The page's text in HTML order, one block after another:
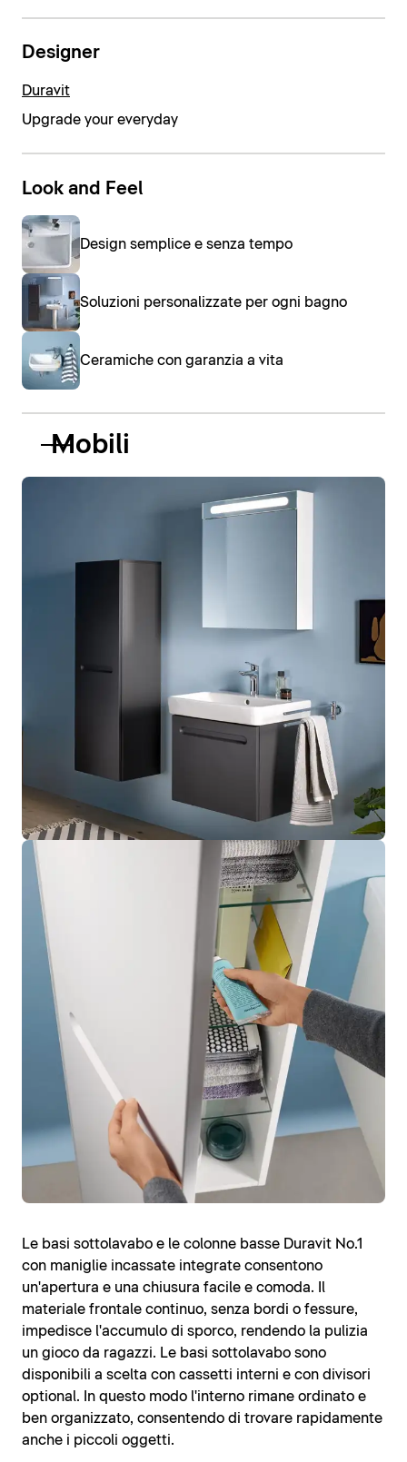
Designer
Duravit
Upgrade your everyday
Look and Feel
Design semplice e senza tempo
Soluzioni personalizzate per ogni bagno
Ceramiche con garanzia a vita
Mobili
Le basi sottolavabo e le colonne basse Duravit No.1
con maniglie incassate integrate consentono
un'apertura e una chiusura facile e comoda. Il
materiale frontale continuo, senza bordi o fessure,
impedisce l'accumulo di sporco, rendendo la pulizia
un gioco da ragazzi. Le basi sottolavabo sono
disponibili a scelta con cassetti interni e con divisori
optional. In questo modo l'interno rimane ordinato e
ben organizzato, consentendo di trovare rapidamente
anche i piccoli oggetti.